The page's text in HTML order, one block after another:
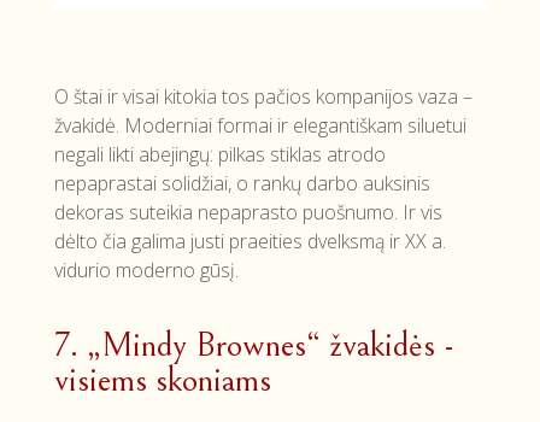
O štai ir visai kitokia tos pačios kompanijos vaza –
žvakidė. Moderniai formai ir elegantiškam siluetui
negali likti abejingų: pilkas stiklas atrodo
nepaprastai solidžiai, o rankų darbo auksinis
dekoras suteikia nepaprasto puošnumo. Ir vis
dėlto čia galima justi praeities dvelksmą ir XX a.
vidurio moderno gūsį.
7. „Mindy Brownes“ žvakidės -
visiems skoniams